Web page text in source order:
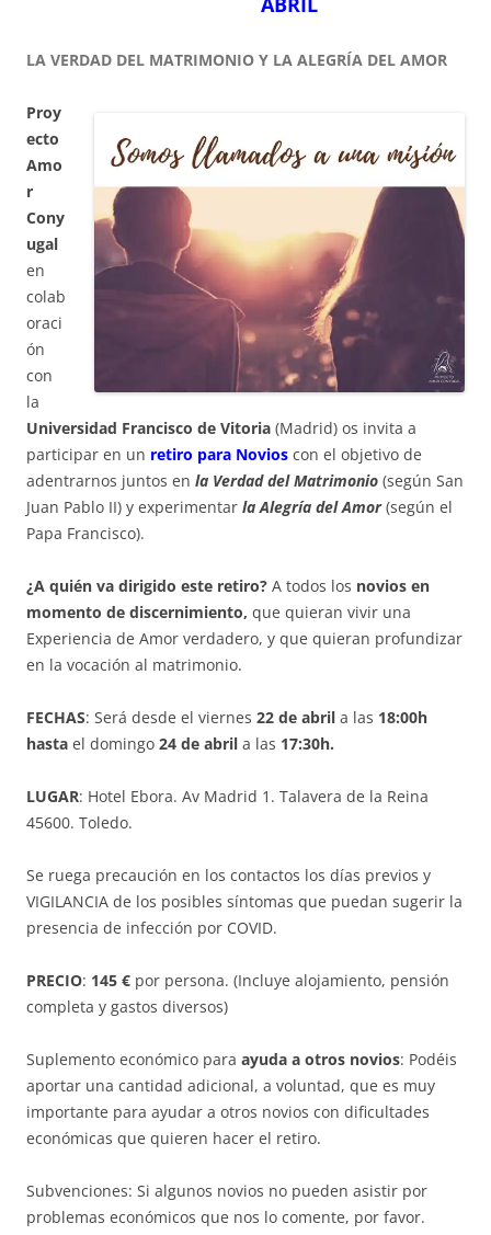
LA VERDAD DEL MATRIMONIO Y LA ALEGRÍA DEL AMOR
Proy
ecto
Amo
r
Cony
ugal
en
colab
oraci
ón
con
la
Universidad Francisco de Vitoria (Madrid) os invita a
participar en un retiro para Novios con el objetivo de
adentrarnos juntos en la Verdad del Matrimonio (según San
Juan Pablo II) y experimentar la Alegría del Amor(según el
Papa Francisco).
¿A quién va dirigido este retiro? A todos los novios en
momento de discernimiento, que quieran vivir una
Experiencia de Amor verdadero, y que quieran profundizar
en la vocación al matrimonio.
FECHAS: Será desde el viernes 22 de abril a las 18:00h
hasta el domingo 24 de abril a las 17:30h.
LUGAR: Hotel Ebora. Av Madrid 1. Talavera de la Reina
45600. Toledo.
Se ruega precaución en los contactos los días previos y
VIGILANCIA de los posibles síntomas que puedan sugerir la
presencia de infección por COVID.
PRECIO: 145 € por persona. (Incluye alojamiento, pensión
completa y gastos diversos)
Suplemento económico para ayuda a otros novios: Podéis
aportar una cantidad adicional, a voluntad, que es muy
importante para ayudar a otros novios con dificultades
económicas que quieren hacer el retiro.
Subvenciones: Si algunos novios no pueden asistir por
problemas económicos que nos lo comente, por favor.